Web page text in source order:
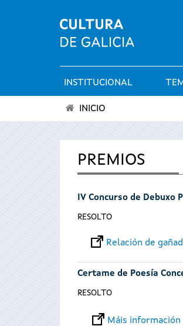
Menú
principal
INSTITUCIONAL
está
INICIO
PREMIOS
IV Concurso de Debuxo
RESOLTO
Relación de
Certame de Poesía
RESOLTO
Máis información